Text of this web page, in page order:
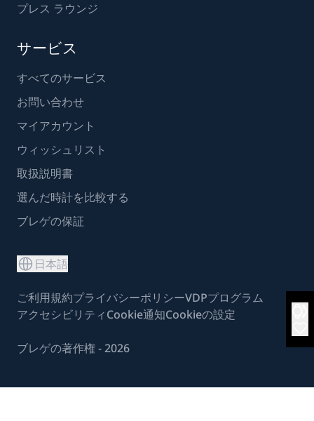
プレス ラウンジ
サービス
すべてのサービス
お問い合わせ
マイアカウント
ウィッシュリスト
取扱説明書
選んだ時計を比較する
ブレゲの保証
日本語
ご利用規約プライバシーポリシーVDPプログラム
アクセシビリティCookie通知Cookieの設定
ブレゲの著作権 - 2026